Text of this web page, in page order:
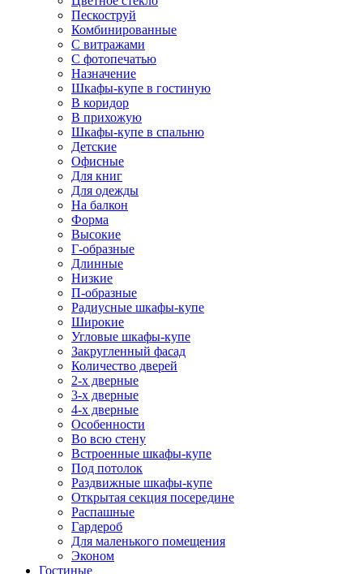
Пескоструй
Комбинированные
С витражами
С фотопечатью
Назначение
Шкафы-купе в гостиную
В коридор
В прихожую
Шкафы-купе в спальню
Детские
Офисные
Для книг
Для одежды
На балкон
Форма
Высокие
Г-образные
Длинные
Низкие
П-образные
Радиусные шкафы-купе
Широкие
Угловые шкафы-купе
Закругленный фасад
Количество дверей
2-х дверные
3-х дверные
4-х дверные
Особенности
Во всю стену
Встроенные шкафы-купе
Под потолок
Раздвижные шкафы-купе
Открытая секция посередине
Распашные
Гардероб
Для маленького помещения
Эконом
Гостиные